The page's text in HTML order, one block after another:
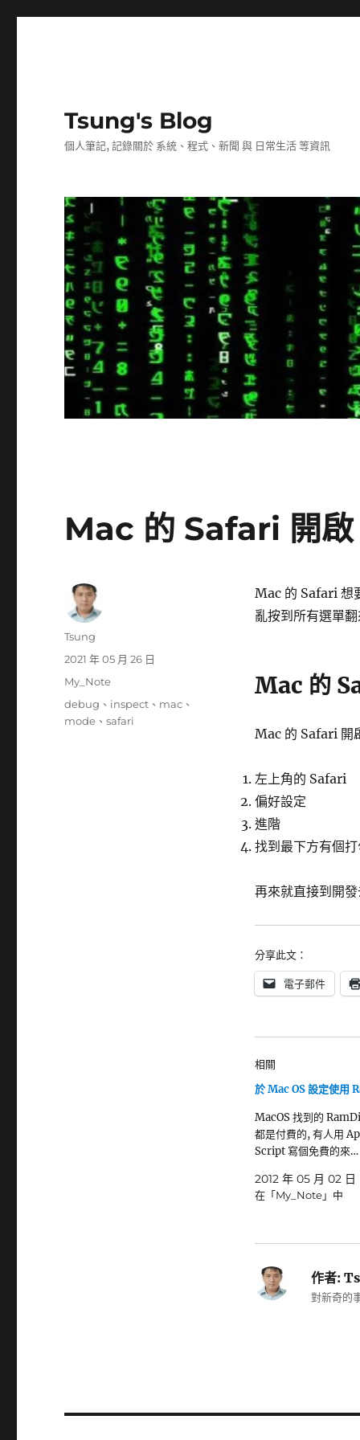
Tsung's Blog
個人筆記, 記錄關於 系統、程式、新聞 與 日常生活 等資訊
Mac 的 Safari 開啟
Mac 的 Safari 想
亂按到所有選單
Mac 的
Mac 的 Safari 開
左上角的 Safari
偏好設定
進階
找到最下方有個
再來就直接到開
分享此文：
電子郵件
相關
於 Mac OS 設定使用
MacOS 找到的
都是付費的, 有人用
Script 寫個免費的來…
2012 年 05 月 02 日
在「My_Note」中
作者:
對新奇的
作
Tsung
發
日
期:
2021 年 05 月 26 日
分
類
My_Note
標
籤
debug 、 inspect 、 mac 、
mode 、safari